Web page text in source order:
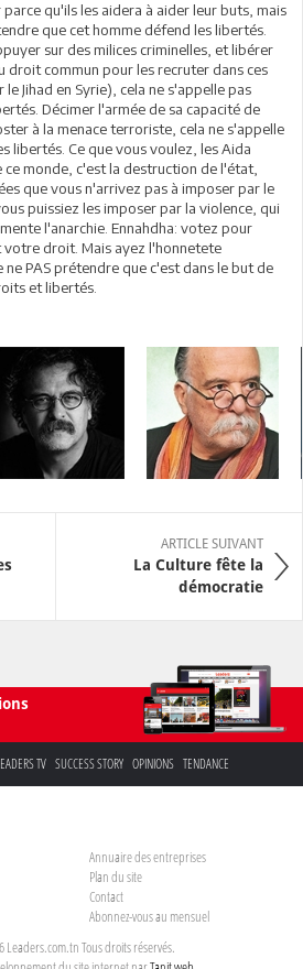
qu'ils les aidera à aider leur buts, mais
que cet homme défend les libertés.
sur des milices criminelles, et libérer
droit commun pour les recruter dans ces
le Jihad en Syrie), cela ne s'appelle pas
Décimer l'armée de sa capacité de
à la menace terroriste, cela ne s'appelle
libertés. Ce que vous voulez, les Aida
ce monde, c'est la destruction de l'état,
que vous n'arrivez pas à imposer par le
puissiez les imposer par la violence, qui
l'anarchie. Ennahdha: votez pour
votre droit. Mais ayez l'honnetete
ne PAS prétendre que c'est dans le but de
et libertés.
ARTICLE SUIVANT
La Culture fête la
démocratie
TV SUCCESS STORY OPINIONS TENDANCE
Annuaire des entreprises
Plan du site
Contact
Abonnez-vous au mensuel
Leaders.com.tn Tous droits réservés.